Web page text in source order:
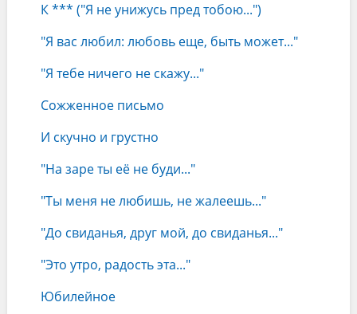
К *** ("Я не унижусь пред тобою...")
"Я вас любил: любовь еще, быть может..."
"Я тебе ничего не скажу..."
Сожженное письмо
И скучно и грустно
"На заре ты её не буди..."
"Ты меня не любишь, не жалеешь..."
"До свиданья, друг мой, до свиданья..."
"Это утро, радость эта..."
Юбилейное